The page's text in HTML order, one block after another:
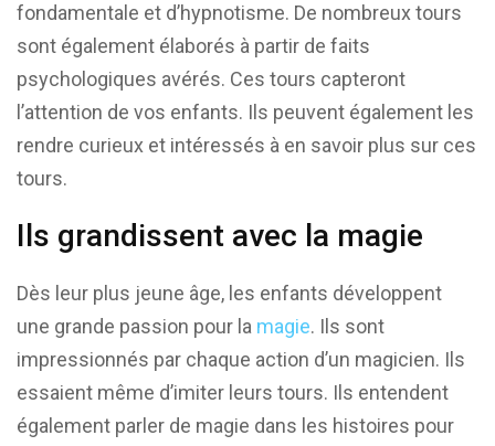
fondamentale et d’hypnotisme. De nombreux tours
sont également élaborés à partir de faits
psychologiques avérés. Ces tours capteront
l’attention de vos enfants. Ils peuvent également les
rendre curieux et intéressés à en savoir plus sur ces
tours.
Ils grandissent avec la magie
Dès leur plus jeune âge, les enfants développent
une grande passion pour la magie. Ils sont
impressionnés par chaque action d’un magicien. Ils
essaient même d’imiter leurs tours. Ils entendent
également parler de magie dans les histoires pour